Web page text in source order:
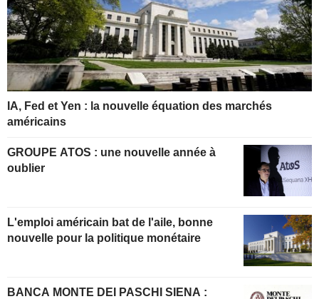
IA, Fed et Yen : la nouvelle équation des marchés
américains
GROUPE ATOS : une nouvelle année à
oublier
L'emploi américain bat de l'aile, bonne
nouvelle pour la politique monétaire
BANCA MONTE DEI PASCHI SIENA :